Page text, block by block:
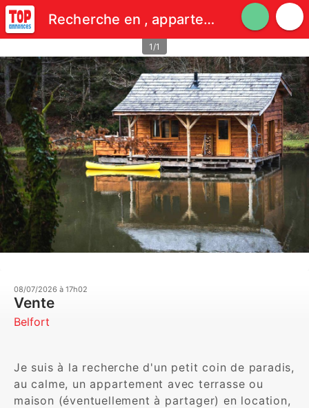
Recherche en , appartement ou maison, au calme.
1/1
08/07/2026 à 17h02
Vente
Belfort
Je suis à la recherche d'un petit coin de paradis,
au calme, un appartement avec terrasse ou
maison (éventuellement à partager) en location,